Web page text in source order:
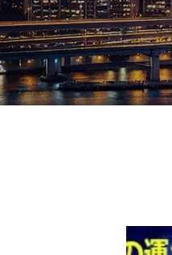
テニ
テニス四大大会・五輪